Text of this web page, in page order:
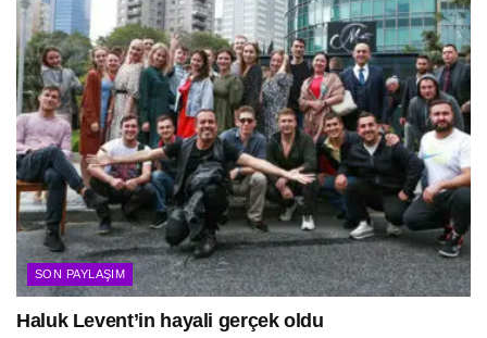
SON PAYLAŞIM
Haluk Levent’in hayali gerçek oldu